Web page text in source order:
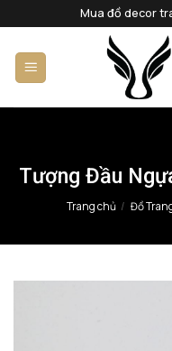
qua
nội
dung
Mua đồ decor
Tượng Đầu
Trang chủ / Đồ